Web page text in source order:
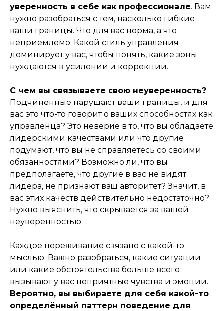
уверенность в себе как профессионале. Вам
нужно разобраться с тем, насколько гибкие
ваши границы. Что для вас норма, а что
неприемлемо. Какой стиль управления
доминирует у вас, чтобы понять, какие зоны
нуждаются в усилении и коррекции.
С чем вы связываете свою неуверенность?
Подчиненные нарушают ваши границы, и для
вас это что-то говорит о ваших способностях как
управленца? Это неверие в то, что вы обладаете
лидерскими качествами или что другие
подумают, что вы не справляетесь со своими
обязанностями? Возможно ли, что вы
предполагаете, что другие в вас не видят
лидера, не признают ваш авторитет? Значит, в
вас этих качеств действительно недостаточно?
Нужно выяснить, что скрывается за вашей
неуверенностью.
Каждое переживание связано с какой-то
мыслью. Важно разобраться, какие ситуации
или какие обстоятельства больше всего
вызывают у вас неприятные чувства и эмоции.
Вероятно, вы выбираете для себя какой-то
определённый паттерн поведение для